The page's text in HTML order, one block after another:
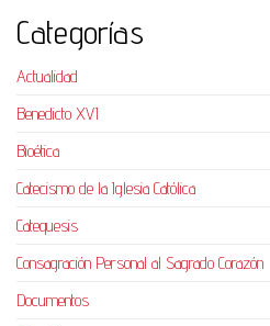
Categorías
Actualidad
Benedicto XVI
Bioética
Catecismo de la Iglesia Católica
Catequesis
Consagración Personal al Sagrado Corazón
Documentos